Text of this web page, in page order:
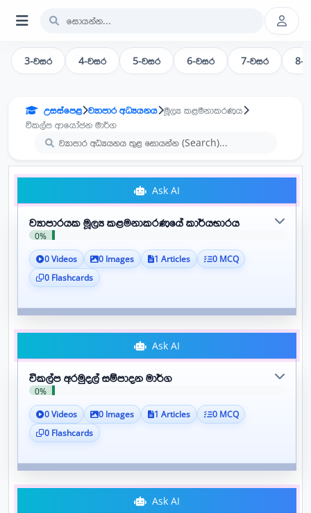
3-වසර 4-වසර 5-වසර 6-වසර 7-වසර 8-
උසස්පෙළ ව්‍යාපාර අධ්‍යයනය මූල්‍ය කළමනාකරණය
විකල්ප ආයෝජන මාර්ග
Ask AI
ව්‍යාපාරයක මූල්‍ය කළමනාකරණයේ කාර්යභාරය
0%
0 Videos 0 Images 1 Articles
0 MCQ
0 Flashcards
Ask AI
විකල්ප අරමුදල් සම්පාදන මාර්ග
0%
0 Videos 0 Images 1 Articles
0 MCQ
0 Flashcards
Ask AI